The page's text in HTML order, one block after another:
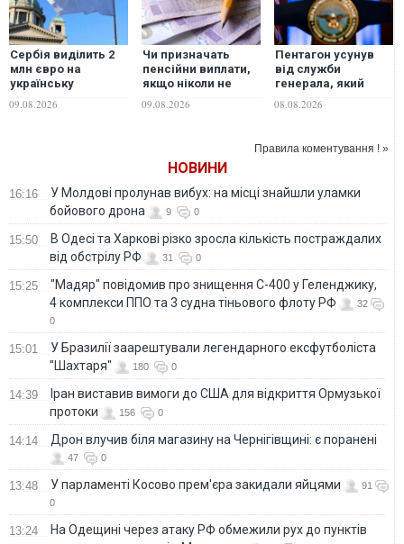
Сербія виділить 2
млн євро на
українську
візьме участь у
09.08.2026
Чи призначать
пенсійни виплати,
якщо ніколи не
офіційно:
09.08.2026
Пентагон усунув
від служби
генерала, який
допомогу Україні
08.08.2026
Правила коментування ! »
НОВИНИ
16:16
У Молдові пролунав вибух: на місці знайшли уламки
бойового дрона
9 0
15:50
В Одесі та Харкові різко зросла кількість постраждалих
від обстрілу РФ
31 0
15:25
"Мадяр" повідомив про знищення С-400 у Геленджику,
4 комплекси ППО та 3 судна тіньового флоту РФ
32
0
15:01
У Бразилії заарештували легендарного ексфутболіста
"Шахтаря"
180 0
14:39
Іран виставив вимоги до США для відкриття Ормузької
протоки
156 0
14:14 Дрон влучив біля магазину на Чернігівщині: є поранені
47 0
13:48 У парламенті Косово прем'єра закидали яйцями
91
0
13:24
На Одещині через атаку РФ обмежили рух до пунктів